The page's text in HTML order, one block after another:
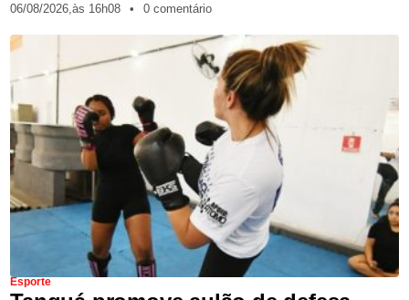
06/08/2026,às 16h08 • 0 comentário
Esporte